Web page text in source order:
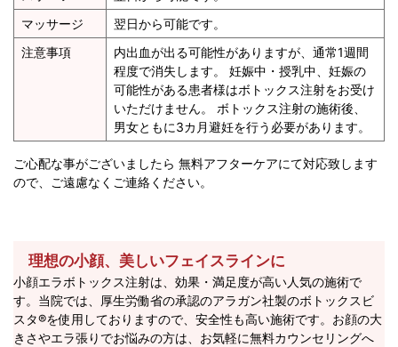
マッサージ
翌日から可能です。
注意事項
内出血が出る可能性がありますが、通常1週間
程度で消失します。 妊娠中・授乳中、妊娠の
可能性がある患者様はボトックス注射をお受け
いただけません。 ボトックス注射の施術後、
男女ともに3カ月避妊を行う必要があります。
ご心配な事がございましたら 無料アフターケアにて対応致します
ので、ご遠慮なくご連絡ください。
理想の小顔、美しいフェイスラインに
小顔エラボトックス注射は、効果・満足度が高い人気の施術で
す。当院では、厚生労働省の承認のアラガン社製のボトックスビ
スタ®を使用しておりますので、安全性も高い施術です。お顔の大
きさやエラ張りでお悩みの方は、お気軽に無料カウンセリングへ